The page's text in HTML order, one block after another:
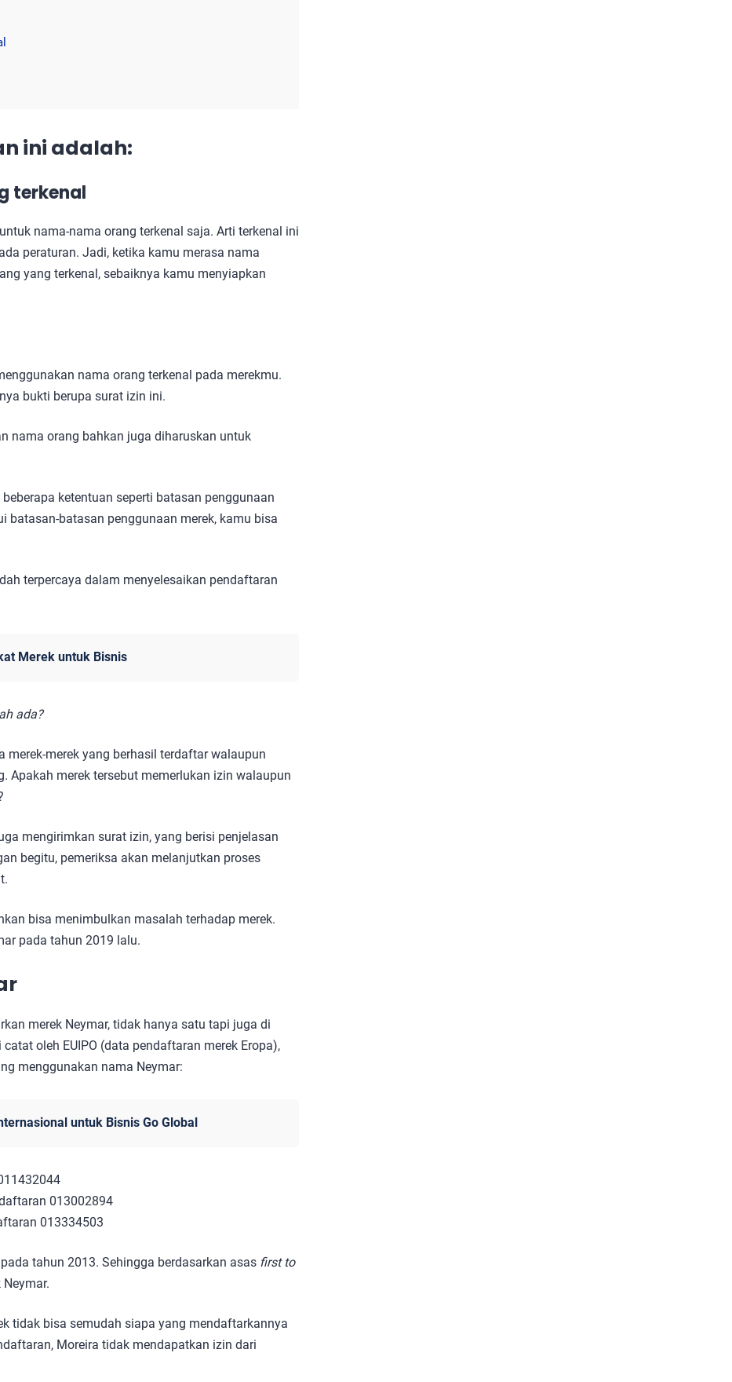
ini adalah:
terkenal
nama-nama orang terkenal saja. Arti terkenal ini
peraturan. Jadi, ketika kamu merasa nama
yang terkenal, sebaiknya kamu menyiapkan
nama orang terkenal pada merekmu.
bukti berupa surat izin ini.
nama orang bahkan juga diharuskan untuk
ketentuan seperti batasan penggunaan
batasan-batasan penggunaan merek, kamu bisa
terpercaya dalam menyelesaikan pendaftaran
Merek untuk Bisnis
ada?
merek-merek yang berhasil terdaftar walaupun
Apakah merek tersebut memerlukan izin walaupun
mengirimkan surat izin, yang berisi penjelasan
begitu, pemeriksa akan melanjutkan proses
bisa menimbulkan masalah terhadap merek.
pada tahun 2019 lalu.
merek Neymar, tidak hanya satu tapi juga di
oleh EUIPO (data pendaftaran merek Eropa),
menggunakan nama Neymar:
untuk Bisnis Go Global
013002894
013334503
tahun 2013. Sehingga berdasarkan asas first to
tidak bisa semudah siapa yang mendaftarkannya
Moreira tidak mendapatkan izin dari